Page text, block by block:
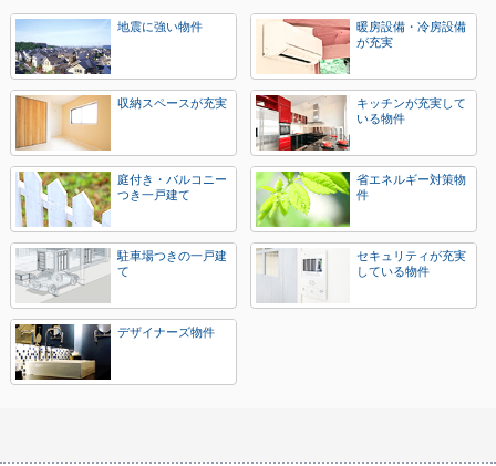
地震に強い物件
暖房設備・冷房設備
が充実
収納スペースが充実
キッチンが充実して
いる物件
庭付き・バルコニー
つき一戸建て
省エネルギー対策物
件
駐車場つきの一戸建
て
セキュリティが充実
している物件
デザイナーズ物件